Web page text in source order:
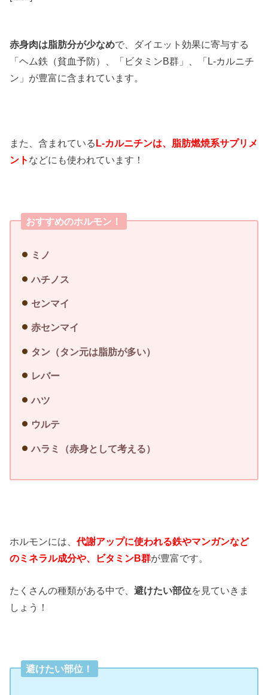
赤身肉は脂肪分が少なめで、ダイエット効果に寄与する
「ヘム鉄（貧血予防）、「ビタミンB群」、「L-カルニチ
ン」が豊富に含まれています。
また、含まれているL-カルニチンは、脂肪燃焼系サプリメ
ント などにも使われています！
おすすめのホルモン！
ミノ
ハチノス
センマイ
赤センマイ
タン（タン元は脂肪が多い）
レバー
ハツ
ウルテ
ハラミ（赤身として考える）
ホルモンには、代謝アップに使われる鉄やマンガンなど
のミネラル成分や、ビタミンB群が豊富です。
たくさんの種類がある中で、避けたい部位を見ていきま
しょう！
避けたい部位！